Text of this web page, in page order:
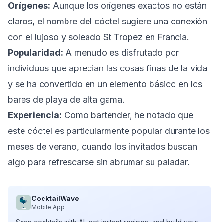
Orígenes: Aunque los orígenes exactos no están
claros, el nombre del cóctel sugiere una conexión
con el lujoso y soleado St Tropez en Francia.
Popularidad: A menudo es disfrutado por
individuos que aprecian las cosas finas de la vida
y se ha convertido en un elemento básico en los
bares de playa de alta gama.
Experiencia: Como bartender, he notado que
este cóctel es particularmente popular durante los
meses de verano, cuando los invitados buscan
algo para refrescarse sin abrumar su paladar.
CocktailWave
Mobile App